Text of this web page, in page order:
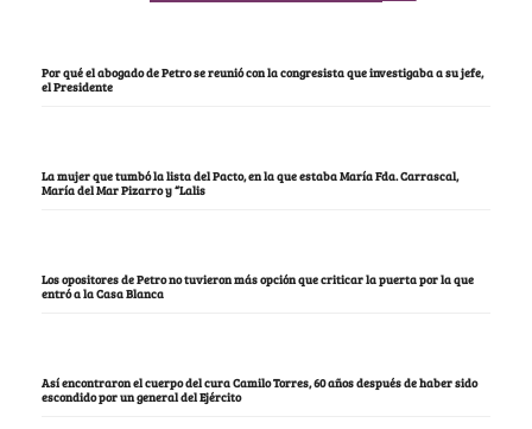
Por qué el abogado de Petro se reunió con la congresista que investigaba a su jefe,
el Presidente
La mujer que tumbó la lista del Pacto, en la que estaba María Fda. Carrascal,
María del Mar Pizarro y “Lalis
Los opositores de Petro no tuvieron más opción que criticar la puerta por la que
entró a la Casa Blanca
Así encontraron el cuerpo del cura Camilo Torres, 60 años después de haber sido
escondido por un general del Ejército